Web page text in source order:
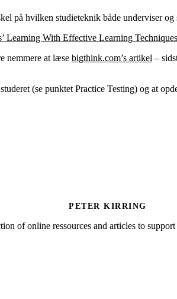
på hvilken studieteknik både underviser
Learning With Effective Learning
nemmere at læse bigthink.com’s artikel –
(se punktet Practice Testing) og at
PETER KIRRING
of online ressources and articles to